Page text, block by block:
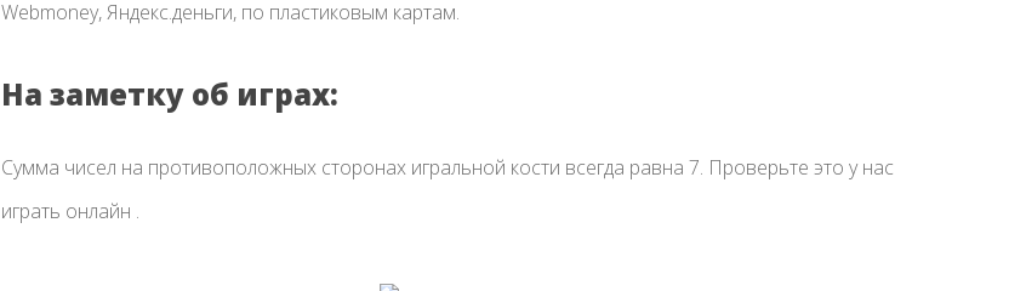
Webmoney, Яндекс.деньги, по пластиковым картам.
На заметку об играх:
Сумма чисел на противоположных сторонах игральной кости всегда равна 7. Проверьте это у нас
играть онлайн .